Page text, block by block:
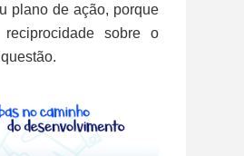
plano de ação, porque
sobre o